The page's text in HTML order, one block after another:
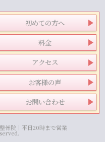
初めての方へ
料金
アクセス
お客様の声
お問い合わせ
骨院｜平日20時まで営業